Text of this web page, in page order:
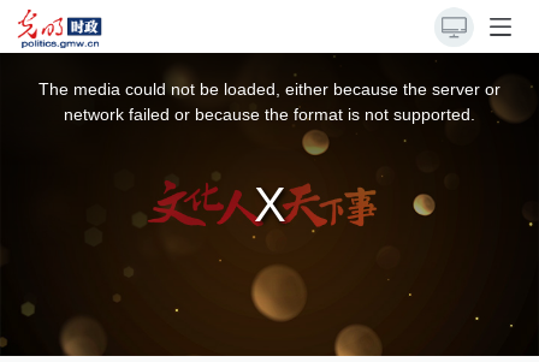
The media could not be loaded, either because the server or
network failed or because the format is not supported.